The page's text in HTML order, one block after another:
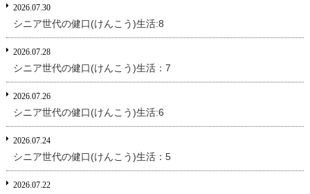
2026.07.30
シニア世代の健口(けんこう)生活:8
2026.07.28
シニア世代の健口(けんこう)生活：7
2026.07.26
シニア世代の健口(けんこう)生活:6
2026.07.24
シニア世代の健口(けんこう)生活：5
2026.07.22